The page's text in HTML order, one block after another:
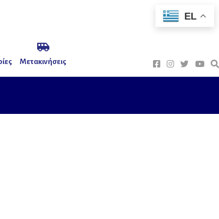
EL
Μετακινήσεις